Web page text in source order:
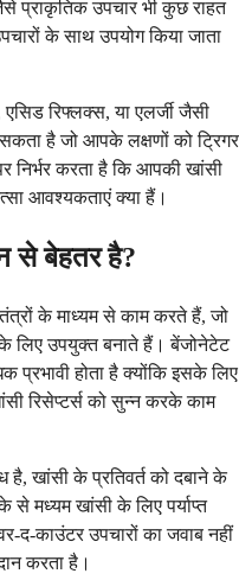
प्राकृतिक उपचार भी कुछ राहत
के साथ उपयोग किया जाता
रिफ्लक्स, या एलर्जी जैसी
सकता है जो आपके लक्षणों को ट्रिगर
करता है कि आपकी खांसी
आवश्यकताएं क्या हैं।
से बेहतर है?
के माध्यम से काम करते हैं, जो
के लिए उपयुक्त बनाते हैं। बेंजोनेटेट
प्रभावी होता है क्योंकि इसके लिए
रिसेप्टर्स को सुन्न करके काम
खांसी के प्रतिवर्त को दबाने के
मध्यम खांसी के लिए पर्याप्त
द-काउंटर उपचारों का जवाब नहीं
करता है।